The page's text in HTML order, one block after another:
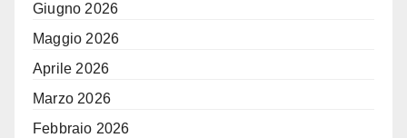
Giugno 2026
Maggio 2026
Aprile 2026
Marzo 2026
Febbraio 2026